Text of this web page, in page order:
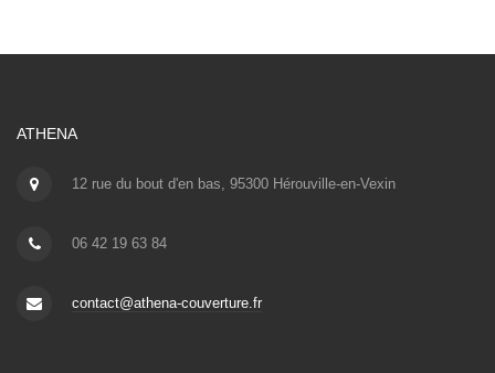
ATHENA
12 rue du bout d'en bas, 95300 Hérouville-en-Vexin
06 42 19 63 84
contact@athena-couverture.fr